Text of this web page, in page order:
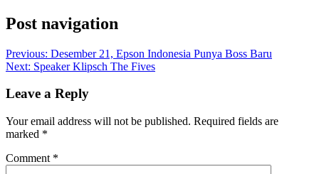
Post navigation
Previous: Desember 21, Epson Indonesia Punya Boss Baru
Next: Speaker Klipsch The Fives
Leave a Reply
Your email address will not be published. Required fields are
marked *
Comment *